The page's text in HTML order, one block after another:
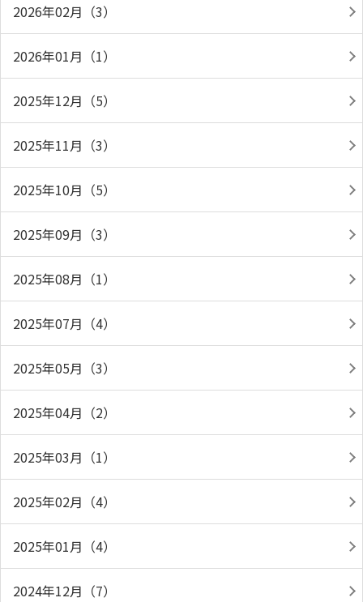
2026年02月（3）
2026年01月（1）
2025年12月（5）
2025年11月（3）
2025年10月（5）
2025年09月（3）
2025年08月（1）
2025年07月（4）
2025年05月（3）
2025年04月（2）
2025年03月（1）
2025年02月（4）
2025年01月（4）
2024年12月（7）